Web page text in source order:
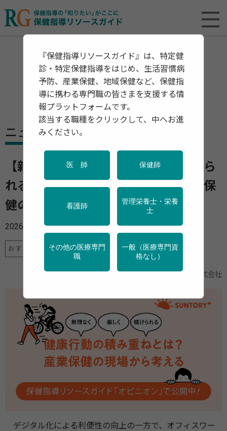
ニュース
【新連載】"無理なく・楽しく・続けら
れる"健康行動の積み重ねとはー産業保
健の現場から考える
PR
2026年02月24日
おすすめニュース 産業保健 運動
サントリービバレッジソリューション株式会社
デジタル化による利便性の向上の一方で、オフィスワー
『保健指導リソースガイド』は、特定健
診・特定保健指導をはじめ、生活習慣病
予防、産業保健、地域保健など、保健指
導に携わる専門職の皆さまを支援する情
報プラットフォームです。
該当する職種をクリックして、中へお進
みください。
医 師 保健師
看護師
管理栄養士・栄養
士
その他の医療専門
職
一般（医療専門資
格なし）